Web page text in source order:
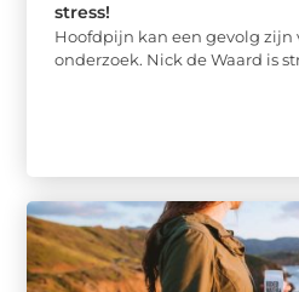
stress!
Hoofdpijn kan een gevolg zijn
onderzoek. Nick de Waard is